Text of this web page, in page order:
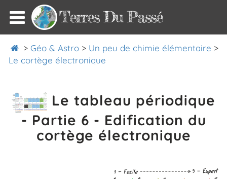
Terres Du Passé
> Géo & Astro> Un peu de chimie élémentaire >
Le cortège électronique
Le tableau périodique
- Partie 6 - Edification du
cortège électronique